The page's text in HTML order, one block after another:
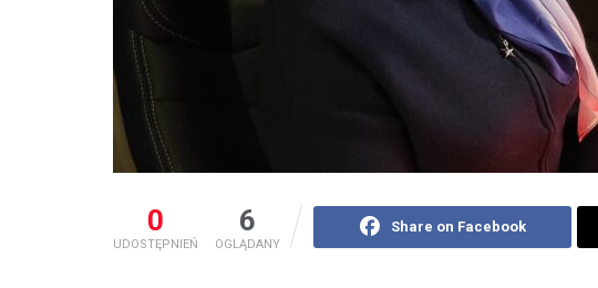
0
UDOSTĘPNIEŃ
6
OGLĄDANY
Share on Facebook